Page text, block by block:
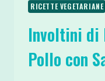
RICETTE VEGETARIANE
Involtini di
Pollo con